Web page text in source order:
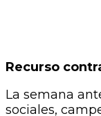
Recurso
La semana
sociales,